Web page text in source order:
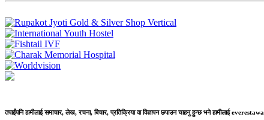
तपाईंपनि हामीलाई समाचार, लेख, रचना, बिचार, प्रतिक्रिया वा विज्ञापन छपाउन चाहनु हुन्छ भने हामीलाई